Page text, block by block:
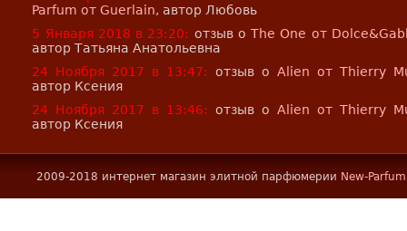
Parfum от Guerlain, автор Любовь
5 Января 2018 в 23:20: отзыв оThe One от
автор Татьяна Анатольевна
24 Ноября 2017 в 13:47:
отзыв оAlien от Thierry
автор Ксения
24 Ноября 2017 в 13:46:
отзыв оAlien от Thierry
автор Ксения
2009-2018 интернет магазин элитной парфюмерии New-